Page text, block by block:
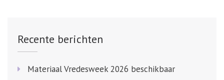
Recente berichten
Materiaal Vredesweek 2026 beschikbaar